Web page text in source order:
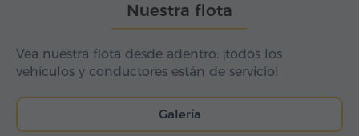
Nuestra flota
Vea nuestra flota desde adentro: ¡todos los
vehículos y conductores están de servicio!
Galería